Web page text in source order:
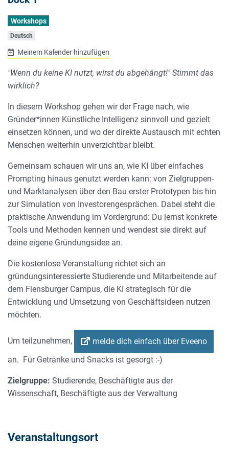
Workshops
Deutsch
Meinem Kalender hinzufügen
"Wenn du keine KI nutzt, wirst du abgehängt!" Stimmt das
wirklich?
In diesem Workshop gehen wir der Frage nach, wie
Gründer*innen Künstliche Intelligenz sinnvoll und gezielt
einsetzen können, und wo der direkte Austausch mit echten
Menschen weiterhin unverzichtbar bleibt.
Gemeinsam schauen wir uns an, wie KI über einfaches
Prompting hinaus genutzt werden kann: von Zielgruppen-
und Marktanalysen über den Bau erster Prototypen bis hin
zur Simulation von Investorengesprächen. Dabei steht die
praktische Anwendung im Vordergrund: Du lernst konkrete
Tools und Methoden kennen und wendest sie direkt auf
deine eigene Gründungsidee an.
Die kostenlose Veranstaltung richtet sich an
gründungsinteressierte Studierende und Mitarbeitende auf
dem Flensburger Campus, die KI strategisch für die
Entwicklung und Umsetzung von Geschäftsideen nutzen
möchten.
Um teilzunehmen,
melde dich einfach über Eveeno
an. Für Getränke und Snacks ist gesorgt :-)
Zielgruppe: Studierende, Beschäftigte aus der
Wissenschaft, Beschäftigte aus der Verwaltung
Veranstaltungsort